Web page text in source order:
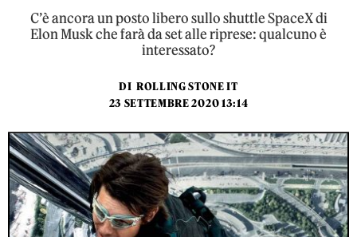
C’è ancora un posto libero sullo shuttle SpaceX di
Elon Musk che farà da set alle riprese: qualcuno è
interessato?
DI ROLLING STONE IT
23 SETTEMBRE 2020 13:14